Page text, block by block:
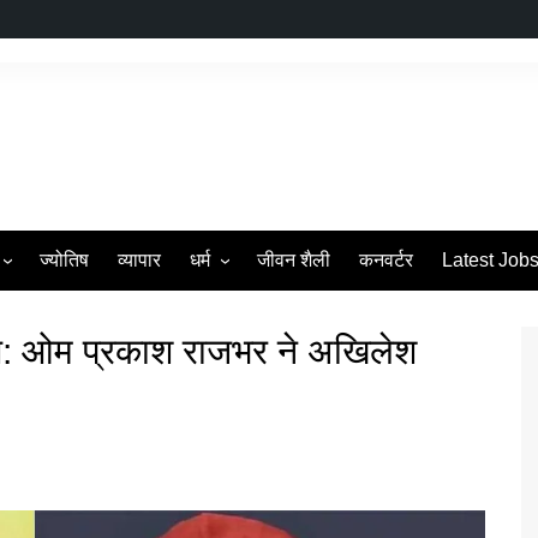
ज्योतिष व्यापार धर्म जीवन शैली कनवर्टर Latest Jobs
ओम प्रकाश राजभर ने अखिलेश